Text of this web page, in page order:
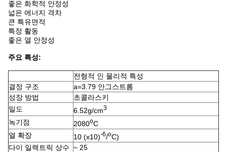
좋은 화학적 안정성
넓은 에너지 격차
큰 특유면적
특정 활동
좋은 열 안정성
주요 특성:
전형적 인 물리적 특성
결정 구조
a=3.79 안그스트롬
성장 방법
초콜라스키
밀도
6.52g/cm3
녹기점 2080oC
열 확장
10 (x10)-6/oC)
다이 일렉트릭 상수 ~ 25